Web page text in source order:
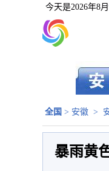
今天是2026年8
全国 > 安徽 >
暴雨黄